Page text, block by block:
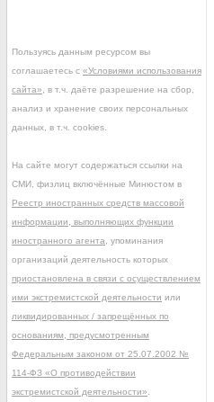
Пользуясь данным ресурсом вы
соглашаетесь с «Условиями использования
сайта» , в т.ч. даёте разрешение на сбор,
анализ и хранение своих персональных
данных, в т.ч. cookies.
На сайте могут содержаться ссылки на
СМИ, физлиц включённые Минюстом в
Реестр иностранных средств массовой
информации, выполняющих функции
иностранного агента , упоминания
организаций деятельность которых
приостановлена в связи с осуществлением
ими экстремистской деятельности или
ликвидированных / запрещённых по
основаниям, предусмотренным
Федеральным законом от 25.07.2002 №
114-ФЗ «О противодействии
экстремистской деятельности»